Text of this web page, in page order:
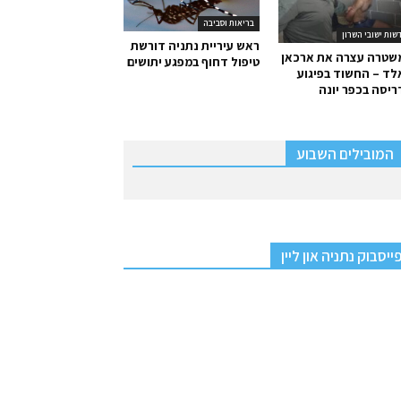
בריאות וסביבה
ראש עיריית נתניה דורשת
טיפול דחוף במפגע יתושים
ישובי השרון
עצרה את ארכאן
– החשוד בפיגוע
בכפר יונה
המובילים השבוע
פייסבוק נתניה און ליין